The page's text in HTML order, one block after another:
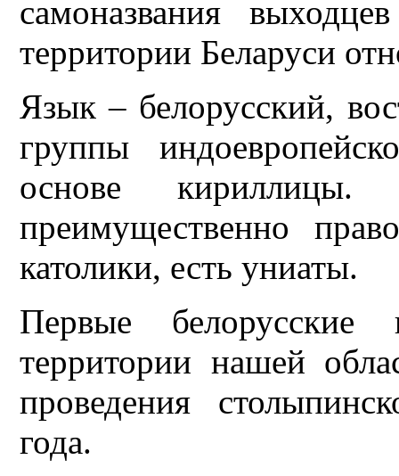
самоназвания
территории Беларуси
Язык – белорусский,
группы
основе
преимущественно
католики, есть униаты.
Первые белорусские
территории нашей
проведения
года.